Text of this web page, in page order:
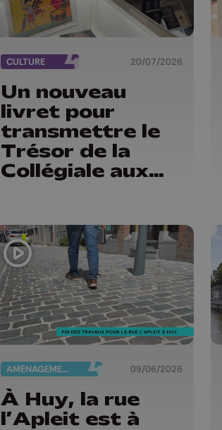
CULTURE 20/07/2026
Un nouveau
livret pour
transmettre le
Trésor de la
Collégiale aux
AMÉNAGEMENT DU TERRITOIRE 09/06/2026
À Huy, la rue
l’Apleit est à